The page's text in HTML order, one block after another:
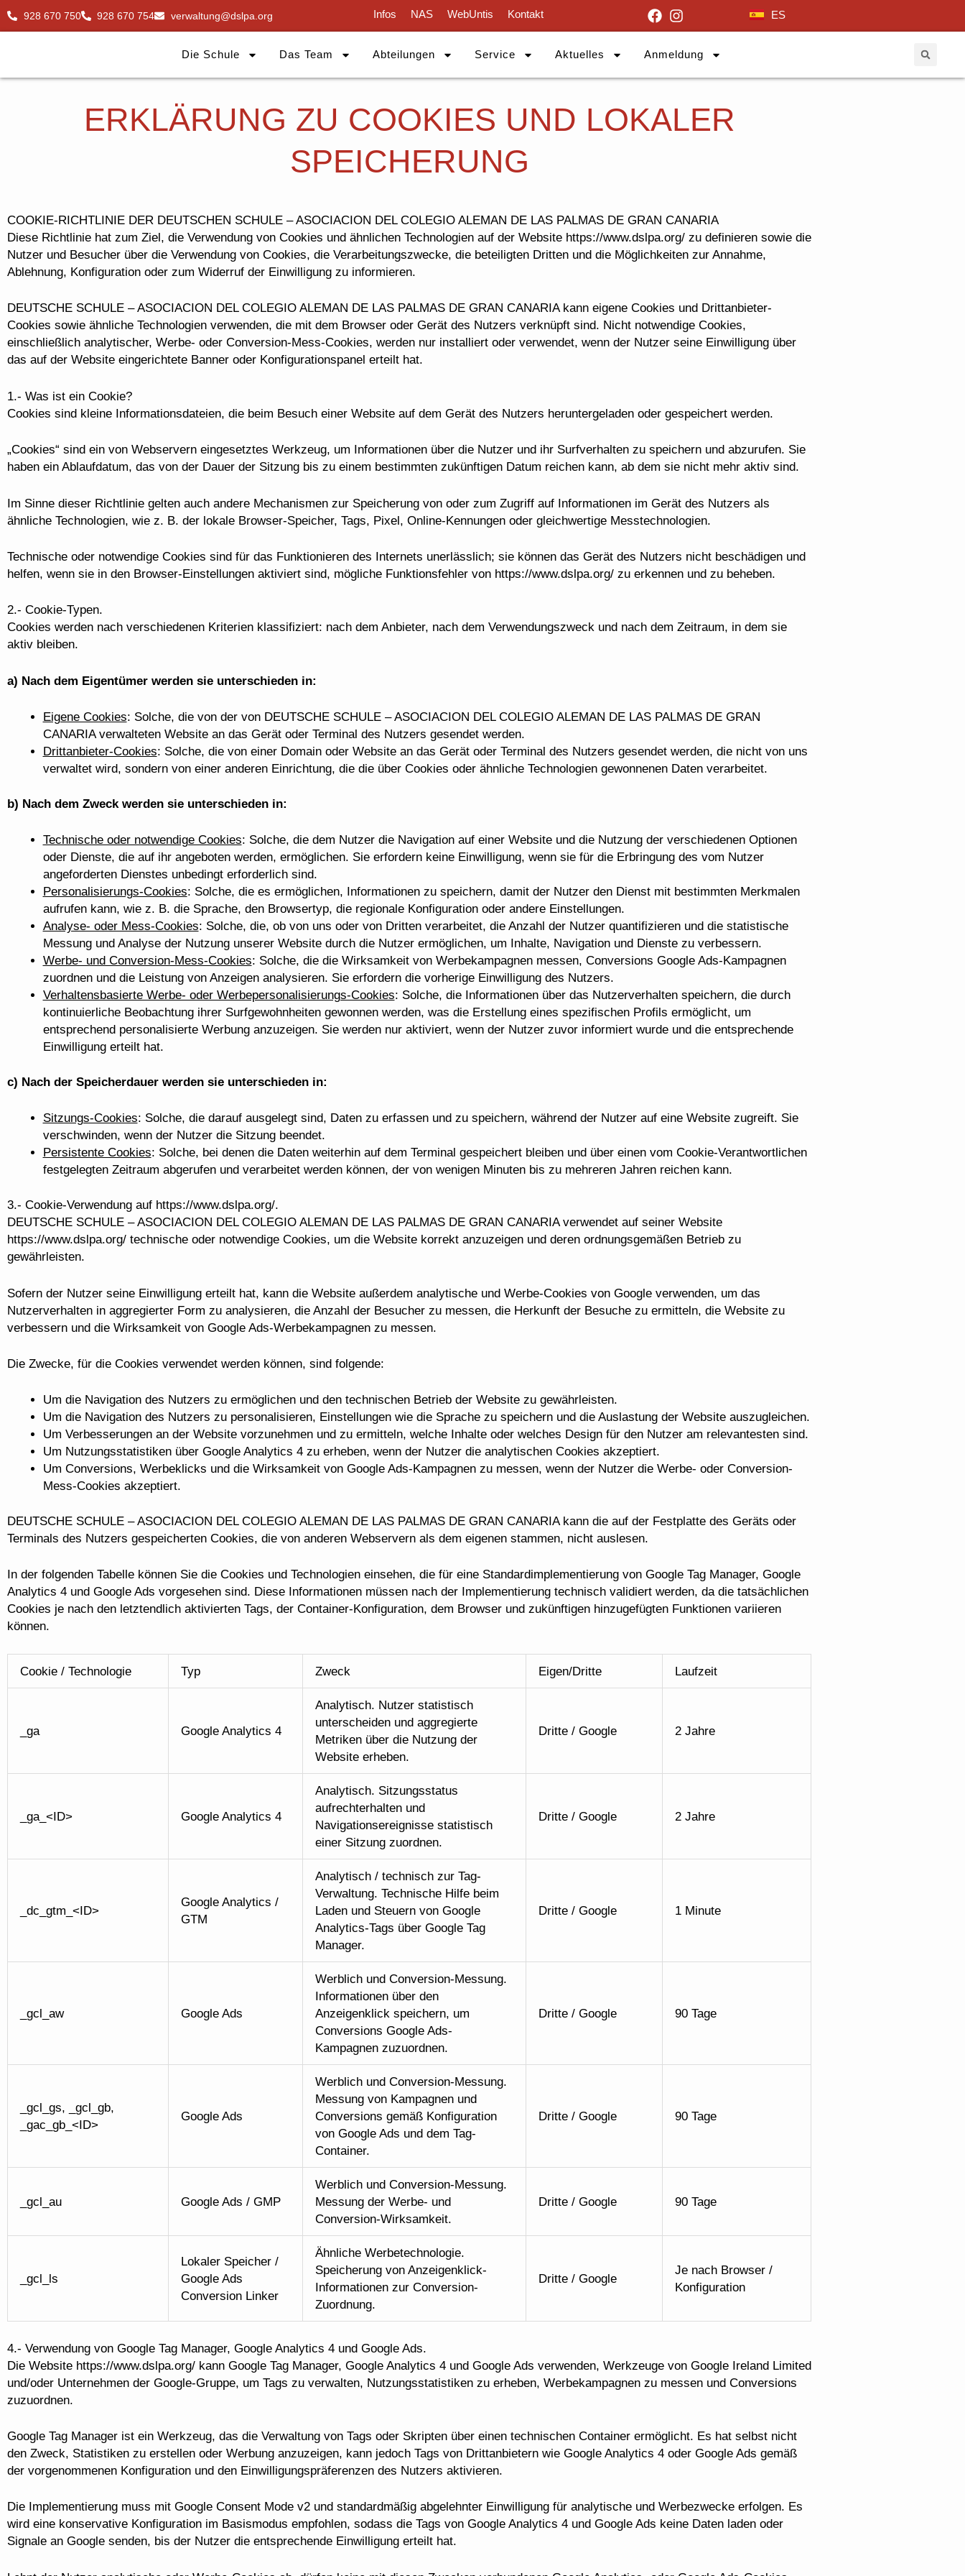
Inhalt
928 670 750 928 670 754 verwaltung@dslpa.org Infos NAS WebUntis Kontakt ES
Die Schule Das Team Abteilungen Service Aktuelles Anmeldung
ERKLÄRUNG ZU COOKIES UND LOKALER
SPEICHERUNG
COOKIE-RICHTLINIE DER DEUTSCHEN SCHULE – ASOCIACION DEL COLEGIO ALEMAN DE LAS PALMAS DE GRAN CANARIA
Diese Richtlinie hat zum Ziel, die Verwendung von Cookies und ähnlichen Technologien auf der Website https://www.dslpa.org/ zu definieren sowie die
Nutzer und Besucher über die Verwendung von Cookies, die Verarbeitungszwecke, die beteiligten Dritten und die Möglichkeiten zur Annahme,
Ablehnung, Konfiguration oder zum Widerruf der Einwilligung zu informieren.
DEUTSCHE SCHULE – ASOCIACION DEL COLEGIO ALEMAN DE LAS PALMAS DE GRAN CANARIA kann eigene Cookies und Drittanbieter-
Cookies sowie ähnliche Technologien verwenden, die mit dem Browser oder Gerät des Nutzers verknüpft sind. Nicht notwendige Cookies,
einschließlich analytischer, Werbe- oder Conversion-Mess-Cookies, werden nur installiert oder verwendet, wenn der Nutzer seine Einwilligung über
das auf der Website eingerichtete Banner oder Konfigurationspanel erteilt hat.
1.- Was ist ein Cookie?
Cookies sind kleine Informationsdateien, die beim Besuch einer Website auf dem Gerät des Nutzers heruntergeladen oder gespeichert werden.
„Cookies“ sind ein von Webservern eingesetztes Werkzeug, um Informationen über die Nutzer und ihr Surfverhalten zu speichern und abzurufen. Sie
haben ein Ablaufdatum, das von der Dauer der Sitzung bis zu einem bestimmten zukünftigen Datum reichen kann, ab dem sie nicht mehr aktiv sind.
Im Sinne dieser Richtlinie gelten auch andere Mechanismen zur Speicherung von oder zum Zugriff auf Informationen im Gerät des Nutzers als
ähnliche Technologien, wie z. B. der lokale Browser-Speicher, Tags, Pixel, Online-Kennungen oder gleichwertige Messtechnologien.
Technische oder notwendige Cookies sind für das Funktionieren des Internets unerlässlich; sie können das Gerät des Nutzers nicht beschädigen und
helfen, wenn sie in den Browser-Einstellungen aktiviert sind, mögliche Funktionsfehler von https://www.dslpa.org/ zu erkennen und zu beheben.
2.- Cookie-Typen.
Cookies werden nach verschiedenen Kriterien klassifiziert: nach dem Anbieter, nach dem Verwendungszweck und nach dem Zeitraum, in dem sie
aktiv bleiben.
a) Nach dem Eigentümer werden sie unterschieden in:
Eigene Cookies: Solche, die von der von DEUTSCHE SCHULE – ASOCIACION DEL COLEGIO ALEMAN DE LAS PALMAS DE GRAN
CANARIA verwalteten Website an das Gerät oder Terminal des Nutzers gesendet werden.
Drittanbieter-Cookies: Solche, die von einer Domain oder Website an das Gerät oder Terminal des Nutzers gesendet werden, die nicht von uns
verwaltet wird, sondern von einer anderen Einrichtung, die die über Cookies oder ähnliche Technologien gewonnenen Daten verarbeitet.
b) Nach dem Zweck werden sie unterschieden in:
Technische oder notwendige Cookies: Solche, die dem Nutzer die Navigation auf einer Website und die Nutzung der verschiedenen Optionen
oder Dienste, die auf ihr angeboten werden, ermöglichen. Sie erfordern keine Einwilligung, wenn sie für die Erbringung des vom Nutzer
angeforderten Dienstes unbedingt erforderlich sind.
Personalisierungs-Cookies: Solche, die es ermöglichen, Informationen zu speichern, damit der Nutzer den Dienst mit bestimmten Merkmalen
aufrufen kann, wie z. B. die Sprache, den Browsertyp, die regionale Konfiguration oder andere Einstellungen.
Analyse- oder Mess-Cookies: Solche, die, ob von uns oder von Dritten verarbeitet, die Anzahl der Nutzer quantifizieren und die statistische
Messung und Analyse der Nutzung unserer Website durch die Nutzer ermöglichen, um Inhalte, Navigation und Dienste zu verbessern.
Werbe- und Conversion-Mess-Cookies: Solche, die die Wirksamkeit von Werbekampagnen messen, Conversions Google Ads-Kampagnen
zuordnen und die Leistung von Anzeigen analysieren. Sie erfordern die vorherige Einwilligung des Nutzers.
Verhaltensbasierte Werbe- oder Werbepersonalisierungs-Cookies: Solche, die Informationen über das Nutzerverhalten speichern, die durch
kontinuierliche Beobachtung ihrer Surfgewohnheiten gewonnen werden, was die Erstellung eines spezifischen Profils ermöglicht, um
entsprechend personalisierte Werbung anzuzeigen. Sie werden nur aktiviert, wenn der Nutzer zuvor informiert wurde und die entsprechende
Einwilligung erteilt hat.
c) Nach der Speicherdauer werden sie unterschieden in:
Sitzungs-Cookies: Solche, die darauf ausgelegt sind, Daten zu erfassen und zu speichern, während der Nutzer auf eine Website zugreift. Sie
verschwinden, wenn der Nutzer die Sitzung beendet.
Persistente Cookies: Solche, bei denen die Daten weiterhin auf dem Terminal gespeichert bleiben und über einen vom Cookie-Verantwortlichen
festgelegten Zeitraum abgerufen und verarbeitet werden können, der von wenigen Minuten bis zu mehreren Jahren reichen kann.
3.- Cookie-Verwendung auf https://www.dslpa.org/.
DEUTSCHE SCHULE – ASOCIACION DEL COLEGIO ALEMAN DE LAS PALMAS DE GRAN CANARIA verwendet auf seiner Website
https://www.dslpa.org/ technische oder notwendige Cookies, um die Website korrekt anzuzeigen und deren ordnungsgemäßen Betrieb zu
gewährleisten.
Sofern der Nutzer seine Einwilligung erteilt hat, kann die Website außerdem analytische und Werbe-Cookies von Google verwenden, um das
Nutzerverhalten in aggregierter Form zu analysieren, die Anzahl der Besucher zu messen, die Herkunft der Besuche zu ermitteln, die Website zu
verbessern und die Wirksamkeit von Google Ads-Werbekampagnen zu messen.
Die Zwecke, für die Cookies verwendet werden können, sind folgende:
Um die Navigation des Nutzers zu ermöglichen und den technischen Betrieb der Website zu gewährleisten.
Um die Navigation des Nutzers zu personalisieren, Einstellungen wie die Sprache zu speichern und die Auslastung der Website auszugleichen.
Um Verbesserungen an der Website vorzunehmen und zu ermitteln, welche Inhalte oder welches Design für den Nutzer am relevantesten sind.
Um Nutzungsstatistiken über Google Analytics 4 zu erheben, wenn der Nutzer die analytischen Cookies akzeptiert.
Um Conversions, Werbeklicks und die Wirksamkeit von Google Ads-Kampagnen zu messen, wenn der Nutzer die Werbe- oder Conversion-
Mess-Cookies akzeptiert.
DEUTSCHE SCHULE – ASOCIACION DEL COLEGIO ALEMAN DE LAS PALMAS DE GRAN CANARIA kann die auf der Festplatte des Geräts oder
Terminals des Nutzers gespeicherten Cookies, die von anderen Webservern als dem eigenen stammen, nicht auslesen.
In der folgenden Tabelle können Sie die Cookies und Technologien einsehen, die für eine Standardimplementierung von Google Tag Manager, Google
Analytics 4 und Google Ads vorgesehen sind. Diese Informationen müssen nach der Implementierung technisch validiert werden, da die tatsächlichen
Cookies je nach den letztendlich aktivierten Tags, der Container-Konfiguration, dem Browser und zukünftigen hinzugefügten Funktionen variieren
können.
Cookie / Technologie Typ Zweck Eigen/Dritte Laufzeit
_ga Google Analytics 4
Analytisch. Nutzer statistisch
unterscheiden und aggregierte
Metriken über die Nutzung der
Website erheben.
Dritte / Google 2 Jahre
_ga_<ID> Google Analytics 4
Analytisch. Sitzungsstatus
aufrechterhalten und
Navigationsereignisse statistisch
einer Sitzung zuordnen.
Dritte / Google 2 Jahre
_dc_gtm_<ID>
Google Analytics /
GTM
Analytisch / technisch zur Tag-
Verwaltung. Technische Hilfe beim
Laden und Steuern von Google
Analytics-Tags über Google Tag
Manager.
Dritte / Google 1 Minute
_gcl_aw Google Ads
Werblich und Conversion-Messung.
Informationen über den
Anzeigenklick speichern, um
Conversions Google Ads-
Kampagnen zuzuordnen.
Dritte / Google 90 Tage
_gcl_gs, _gcl_gb,
_gac_gb_<ID>
Google Ads
Werblich und Conversion-Messung.
Messung von Kampagnen und
Conversions gemäß Konfiguration
von Google Ads und dem Tag-
Container.
Dritte / Google 90 Tage
_gcl_au Google Ads / GMP
Werblich und Conversion-Messung.
Messung der Werbe- und
Conversion-Wirksamkeit.
Dritte / Google 90 Tage
_gcl_ls
Lokaler Speicher /
Google Ads
Conversion Linker
Ähnliche Werbetechnologie.
Speicherung von Anzeigenklick-
Informationen zur Conversion-
Zuordnung.
Dritte / Google
Je nach Browser /
Konfiguration
4.- Verwendung von Google Tag Manager, Google Analytics 4 und Google Ads.
Die Website https://www.dslpa.org/ kann Google Tag Manager, Google Analytics 4 und Google Ads verwenden, Werkzeuge von Google Ireland Limited
und/oder Unternehmen der Google-Gruppe, um Tags zu verwalten, Nutzungsstatistiken zu erheben, Werbekampagnen zu messen und Conversions
zuzuordnen.
Google Tag Manager ist ein Werkzeug, das die Verwaltung von Tags oder Skripten über einen technischen Container ermöglicht. Es hat selbst nicht
den Zweck, Statistiken zu erstellen oder Werbung anzuzeigen, kann jedoch Tags von Drittanbietern wie Google Analytics 4 oder Google Ads gemäß
der vorgenommenen Konfiguration und den Einwilligungspräferenzen des Nutzers aktivieren.
Die Implementierung muss mit Google Consent Mode v2 und standardmäßig abgelehnter Einwilligung für analytische und Werbezwecke erfolgen. Es
wird eine konservative Konfiguration im Basismodus empfohlen, sodass die Tags von Google Analytics 4 und Google Ads keine Daten laden oder
Signale an Google senden, bis der Nutzer die entsprechende Einwilligung erteilt hat.